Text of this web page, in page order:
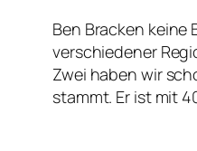
Ben Bracken keine
verschiedener
Zwei haben wir
stammt. Er ist mit